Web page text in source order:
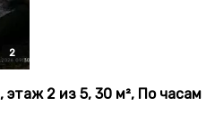
2
2
этаж 2 из 5, 30 м², По часам